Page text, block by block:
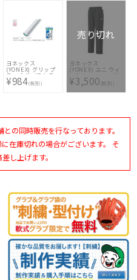
ヨネックス
(YONEX) グリップ
テープ モイストス
ーパーグリップ(3本
入)
¥984(税別)
売り切れ
ヨネックス
(YONEX) ユニ ウィ
ンドウォーマーパン
ツ 80062-007
¥3,500(税別)
の同時販売を行なっております。
在庫切れの場合がございます。 そ
し上げます。